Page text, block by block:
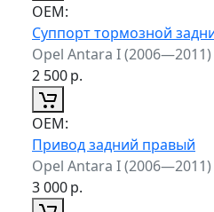
ОЕМ:
Суппорт тормозной
Opel Antara I (2006—2011)
2 500р.
ОЕМ:
Привод задний правый
Opel Antara I (2006—2011)
3 000р.